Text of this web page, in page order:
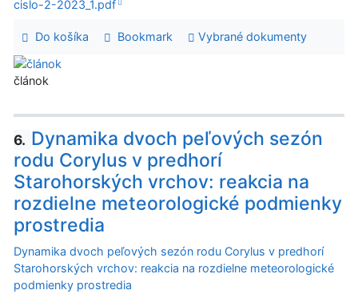
cislo-2-2023_1.pdf
Do košíka Bookmark Vybrané dokumenty
článok
6. Dynamika dvoch peľových sezón
rodu Corylus v predhorí
Starohorských vrchov: reakcia na
rozdielne meteorologické podmienky
prostredia
Dynamika dvoch peľových sezón rodu Corylus v predhorí
Starohorských vrchov: reakcia na rozdielne meteorologické
podmienky prostredia